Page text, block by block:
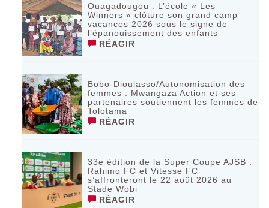
Ouagadougou : L’école « Les
Winners » clôture son grand camp
vacances 2026 sous le signe de
l’épanouissement des enfants
RÉAGIR
Bobo-Dioulasso/Autonomisation des
femmes : Mwangaza Action et ses
partenaires soutiennent les femmes de
Tolotama
RÉAGIR
33e édition de la Super Coupe AJSB :
Rahimo FC et Vitesse FC
s’affronteront le 22 août 2026 au
Stade Wobi
RÉAGIR